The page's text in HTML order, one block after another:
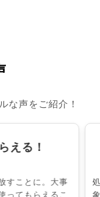
な声をご紹介！
える！
すことに。大事
ってもらえるこ